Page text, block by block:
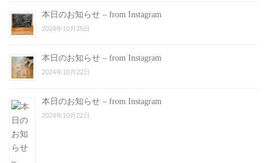
本日のお知らせ – from Instagram
2024年10月25日
本日のお知らせ – from Instagram
2024年10月22日
本日のお知らせ – from Instagram
2024年10月22日